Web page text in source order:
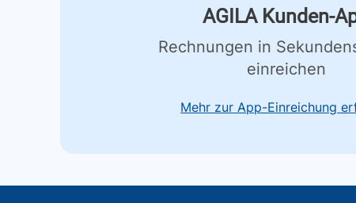
AGILA Kunden-
Rechnungen in
einreichen
Mehr zur App-Einreichung